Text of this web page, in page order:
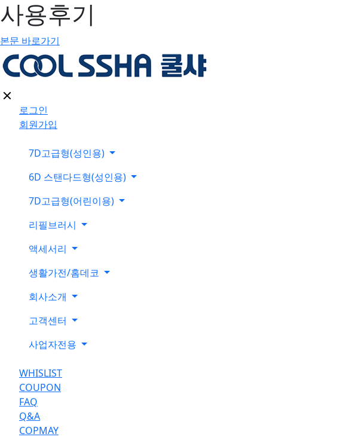
사용후기
본문 바로가기
로그인
회원가입
7D고급형(성인용)
6D 스탠다드형(성인용)
7D고급형(어린이용)
리필브러시
액세서리
생활가전/홈데코
회사소개
고객센터
사업자전용
WHISLIST
COUPON
FAQ
Q&A
COPMAY